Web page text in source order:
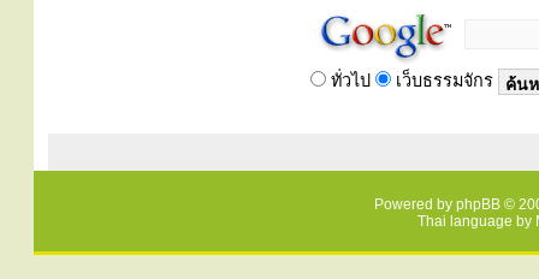
ทั่วไป เว็บธรรมจักร
Powered by phpBB ©
Thai language by